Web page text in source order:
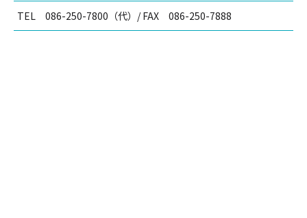
TEL 086-250-7800（代） /FAX 086-250-7888